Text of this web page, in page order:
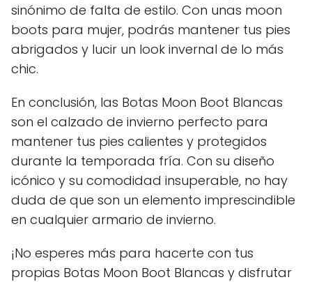
sinónimo de falta de estilo. Con unas moon
boots para mujer, podrás mantener tus pies
abrigados y lucir un look invernal de lo más
chic.
En conclusión, las Botas Moon Boot Blancas
son el calzado de invierno perfecto para
mantener tus pies calientes y protegidos
durante la temporada fría. Con su diseño
icónico y su comodidad insuperable, no hay
duda de que son un elemento imprescindible
en cualquier armario de invierno.
¡No esperes más para hacerte con tus
propias Botas Moon Boot Blancas y disfrutar